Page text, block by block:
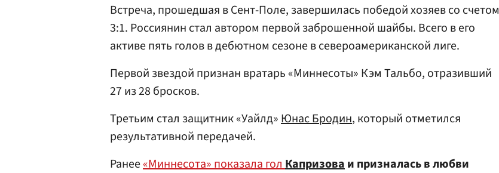
Встреча, прошедшая в Сент-Поле, завершилась победой хозяев со счетом
3:1. Россиянин стал автором первой заброшенной шайбы. Всего в его
активе пять голов в дебютном сезоне в североамериканской лиге.
Первой звездой признан вратарь «Миннесоты» Кэм Тальбо, отразивший
27 из 28 бросков.
Третьим стал защитник «Уайлд»Юнас Бродин, который отметился
результативной передачей.
Ранее«Миннесота» показала голКапризоваи призналась в любви